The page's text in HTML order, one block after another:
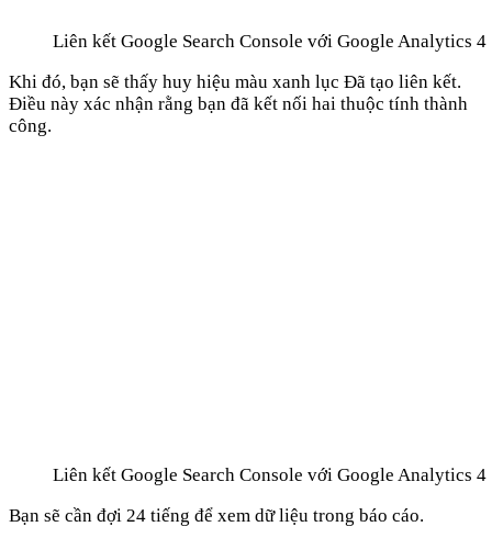
Liên kết Google Search Console với Google Analytics 4
Khi đó, bạn sẽ thấy huy hiệu màu xanh lục Đã tạo liên kết.
Điều này xác nhận rằng bạn đã kết nối hai thuộc tính thành
công.
Liên kết Google Search Console với Google Analytics 4
Bạn sẽ cần đợi 24 tiếng để xem dữ liệu trong báo cáo.